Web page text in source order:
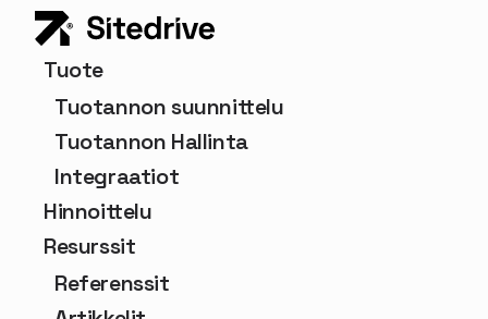
Tuote
Tuotannon suunnittelu
Tuotannon Hallinta
Integraatiot
Hinnoittelu
Resurssit
Referenssit